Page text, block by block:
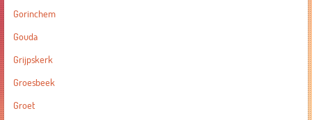
Gorinchem
Gouda
Grijpskerk
Groesbeek
Groet